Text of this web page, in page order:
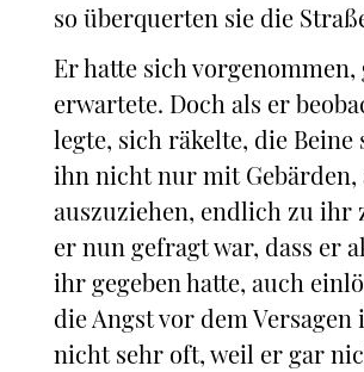
so überquerten sie die
Er hatte sich
erwartete. Doch als er
legte, sich räkelte, die
ihn nicht nur mit Gebärden,
auszuziehen, endlich zu ihr
er nun gefragt war, dass er
ihr gegeben hatte, auch
die Angst vor dem
nicht sehr oft, weil er gar